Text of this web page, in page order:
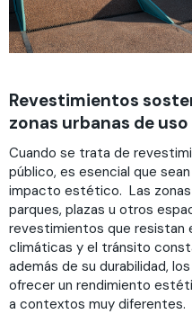
Revestimientos
zonas urbanas de
Cuando se trata de
público, es esencial que
impacto estético. Las
parques, plazas u otros
revestimientos que resistan
climáticas y el tránsito
además de su durabilidad,
ofrecer un rendimiento
a contextos muy diferentes.